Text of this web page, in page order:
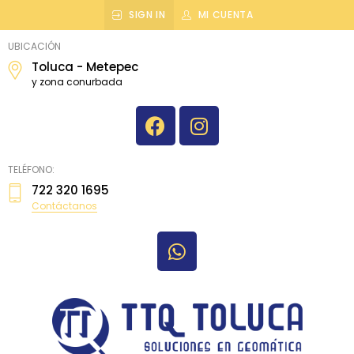
SIGN IN MI CUENTA
topografiatoluca
UBICACIÓN
Toluca - Metepec
y zona conurbada
TELÉFONO:
722 320 1695
Contáctanos